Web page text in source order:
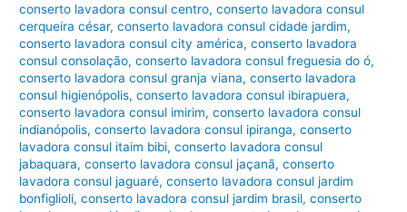
conserto lavadora consul centro,conserto lavadora consul
cerqueira césar,conserto lavadora consul cidade jardim,
conserto lavadora consul city américa,conserto lavadora
consul consolação,conserto lavadora consul freguesia do ó,
conserto lavadora consul granja viana,conserto lavadora
consul higienópolis,conserto lavadora consul ibirapuera,
conserto lavadora consul imirim,conserto lavadora consul
indianópolis,conserto lavadora consul ipiranga,conserto
lavadora consul itaim bibi,conserto lavadora consul
jabaquara,conserto lavadora consul jaçanã,conserto
lavadora consul jaguaré,conserto lavadora consul jardim
bonfiglioli,conserto lavadora consul jardim brasil,conserto